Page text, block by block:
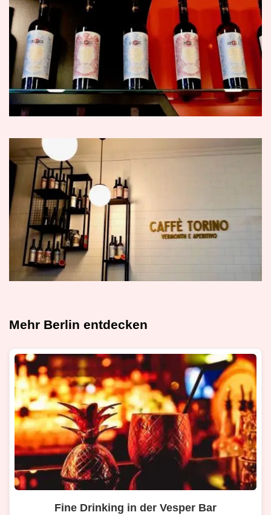
Mehr Berlin entdecken
Fine Drinking in der Vesper Bar